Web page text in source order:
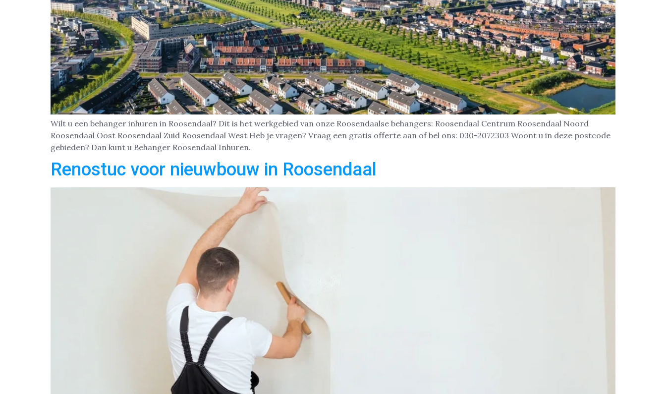
Wilt u een behanger inhuren in Roosendaal? Dit is het werkgebied van onze Roosendaalse behangers: Roosendaal Centrum Roosendaal Noord
Roosendaal Oost Roosendaal Zuid Roosendaal West Heb je vragen? Vraag een gratis offerte aan of bel ons: 030-2072303 Woont u in deze postcode
gebieden? Dan kunt u Behanger Roosendaal Inhuren.
Renostuc voor nieuwbouw in Roosendaal